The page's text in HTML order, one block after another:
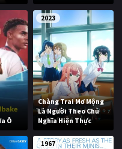
Ô
2023
Chàng Trai Mơ Mộng
Là Người Theo Chủ
Nghĩa Hiện Thực
1967